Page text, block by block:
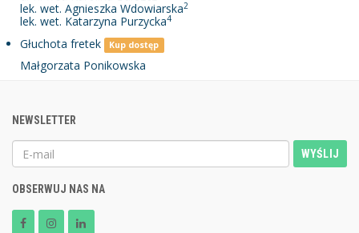
lek. wet. Agnieszka Wdowiarska2
lek. wet. Katarzyna Purzycka4
Głuchota fretek Kup dostęp
Małgorzata Ponikowska
NEWSLETTER
WYŚLIJ
OBSERWUJ NAS NA